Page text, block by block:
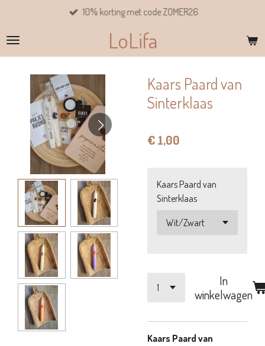
naar
de
LoLifa
10% korting met code ZOMER26
Kaars Paard van
Sinterklaas
€ 1,00
Kaars Paard van
Sinterklaas
In
winkelwagen
Kaars Paard van